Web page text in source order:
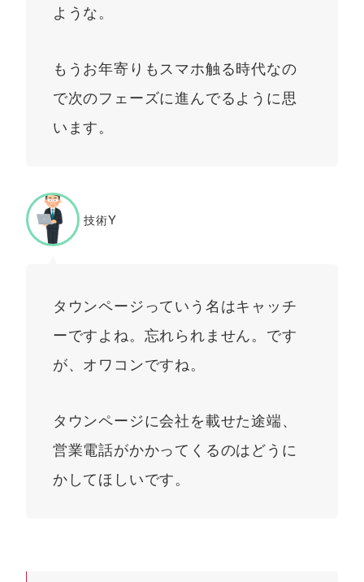
ような。
もうお年寄りもスマホ触る時代なの
で次のフェーズに進んでるように思
います。
技術Y
タウンページっていう名はキャッチ
ーですよね。忘れられません。です
が、オワコンですね。
タウンページに会社を載せた途端、
営業電話がかかってくるのはどうに
かしてほしいです。